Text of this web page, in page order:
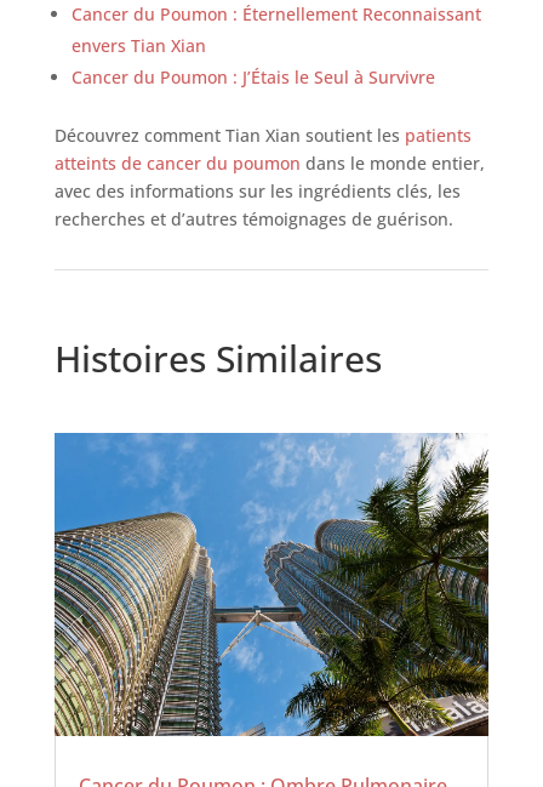
Cancer du Poumon : Éternellement Reconnaissant
envers Tian Xian
Cancer du Poumon : J’Étais le Seul à Survivre
Découvrez comment Tian Xian soutient les patients
atteints de cancer du poumon dans le monde entier,
avec des informations sur les ingrédients clés, les
recherches et d’autres témoignages de guérison.
Histoires Similaires